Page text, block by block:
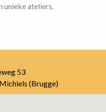
unieke ateliers.
53
(Brugge)